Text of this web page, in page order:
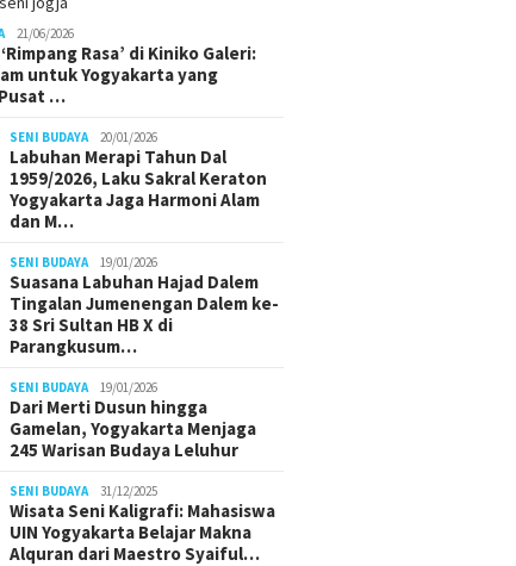
21/06/2026
Rasa’ di Kiniko Galeri:
untuk Yogyakarta yang
…
SENI BUDAYA 20/01/2026
Labuhan Merapi Tahun Dal
1959/2026, Laku Sakral Keraton
Yogyakarta Jaga Harmoni Alam
dan M…
SENI BUDAYA 19/01/2026
Suasana Labuhan Hajad Dalem
Tingalan Jumenengan Dalem ke-
38 Sri Sultan HB X di
Parangkusum…
SENI BUDAYA 19/01/2026
Dari Merti Dusun hingga
Gamelan, Yogyakarta Menjaga
245 Warisan Budaya Leluhur
SENI BUDAYA 31/12/2025
Wisata Seni Kaligrafi: Mahasiswa
UIN Yogyakarta Belajar Makna
Alquran dari Maestro Syaiful…